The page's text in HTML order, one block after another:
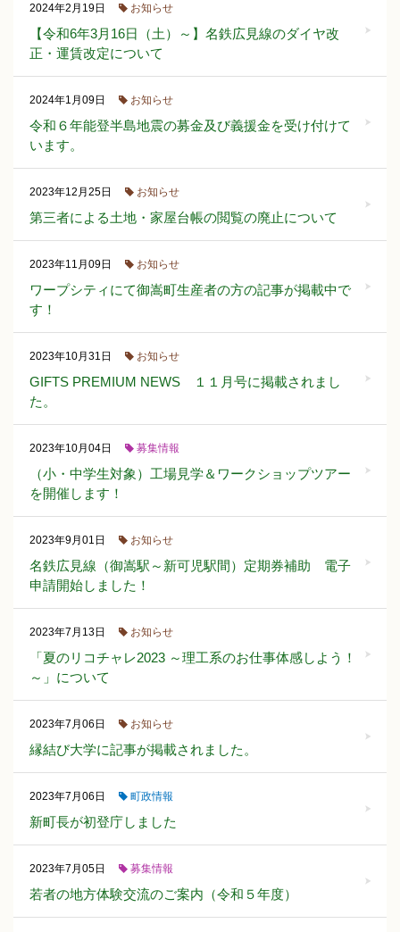
2024年2月19日 お知らせ
【令和6年3月16日（土）～】名鉄広見線のダイヤ改
正・運賃改定について
2024年1月09日 お知らせ
令和６年能登半島地震の募金及び義援金を受け付けて
います。
2023年12月25日 お知らせ
第三者による土地・家屋台帳の閲覧の廃止について
2023年11月09日 お知らせ
ワープシティにて御嵩町生産者の方の記事が掲載中で
す！
2023年10月31日 お知らせ
GIFTS PREMIUM NEWS １１月号に掲載されまし
た。
2023年10月04日 募集情報
（小・中学生対象）工場見学＆ワークショップツアー
を開催します！
2023年9月01日 お知らせ
名鉄広見線（御嵩駅～新可児駅間）定期券補助 電子
申請開始しました！
2023年7月13日 お知らせ
「夏のリコチャレ2023 ～理工系のお仕事体感しよう！
～」について
2023年7月06日 お知らせ
縁結び大学に記事が掲載されました。
2023年7月06日 町政情報
新町長が初登庁しました
2023年7月05日 募集情報
若者の地方体験交流のご案内（令和５年度）